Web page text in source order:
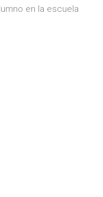
en la escuela